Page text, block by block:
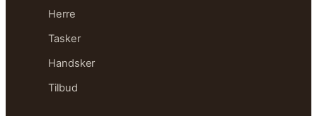
Herre
Tasker
Handsker
Tilbud